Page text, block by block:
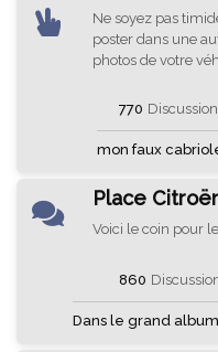
Ne soyez pas
poster dans une
photos de votre
770
mon faux
Place
Voici le coin pour
860
Dans le grand album